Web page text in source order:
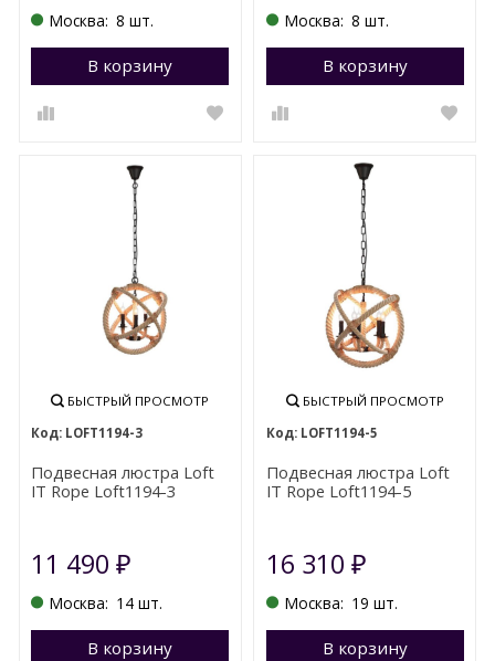
Москва: 8 шт.
В корзину Перейти в корзину
Москва: 8 шт.
В корзину
БЫСТРЫЙ ПРОСМОТР
LOFT1194-3
Подвесная люстра Loft
IT Rope Loft1194-3
11 490₽
Москва: 14 шт.
В корзину Перейти в корзину
БЫСТРЫЙ ПРОСМОТР
LOFT1194-5
Подвесная люстра Loft
IT Rope Loft1194-5
16 310 ₽
Москва: 19 шт.
В корзину